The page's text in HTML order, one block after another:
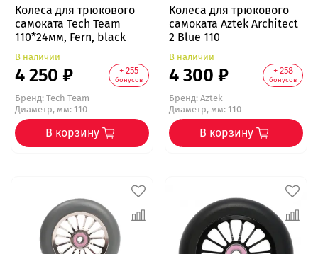
Колеса для трюкового
самоката Tech Team
110*24мм, Fern, black
В наличии
4 250 ₽ + 255
бонусов
Бренд:Tech Team
Диаметр, мм: 110
В корзину
Колеса для трюкового
самоката Aztek Architect
2 Blue 110
В наличии
4 300 ₽ + 258
бонусов
Бренд:Aztek
Диаметр, мм: 110
В корзину